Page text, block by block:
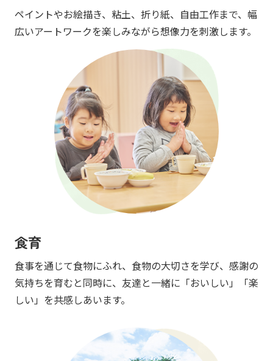
ペイントやお絵描き、粘土、折り紙、自由工作まで、幅
広いアートワークを楽しみながら想像力を刺激します。
食育
食事を通じて食物にふれ、食物の大切さを学び、感謝の
気持ちを育むと同時に、友達と一緒に「おいしい」「楽
しい」を共感しあいます。